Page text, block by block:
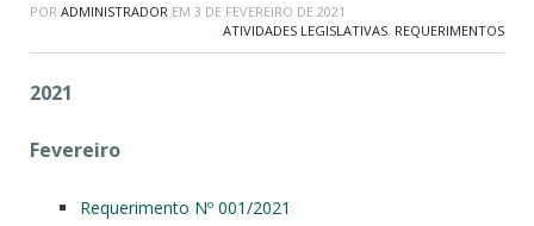
POR ADMINISTRADOR EM 3 DE FEVEREIRO DE 2021
ATIVIDADES LEGISLATIVAS, REQUERIMENTOS
2021
Fevereiro
Requerimento Nº 001/2021